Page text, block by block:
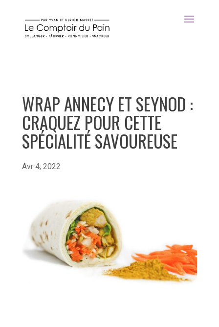
WRAP ANNECY ET SEYNOD :
CRAQUEZ POUR CETTE
SPÉCIALITÉ SAVOUREUSE
Avr 4, 2022